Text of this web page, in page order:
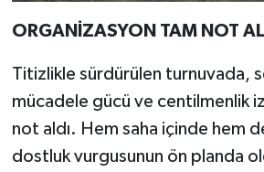
ORGANİZASYON TAM NOT
Titizlikle sürdürülen turnuvada,
mücadele gücü ve centilmenlik
not aldı. Hem saha içinde hem
dostluk vurgusunun ön planda